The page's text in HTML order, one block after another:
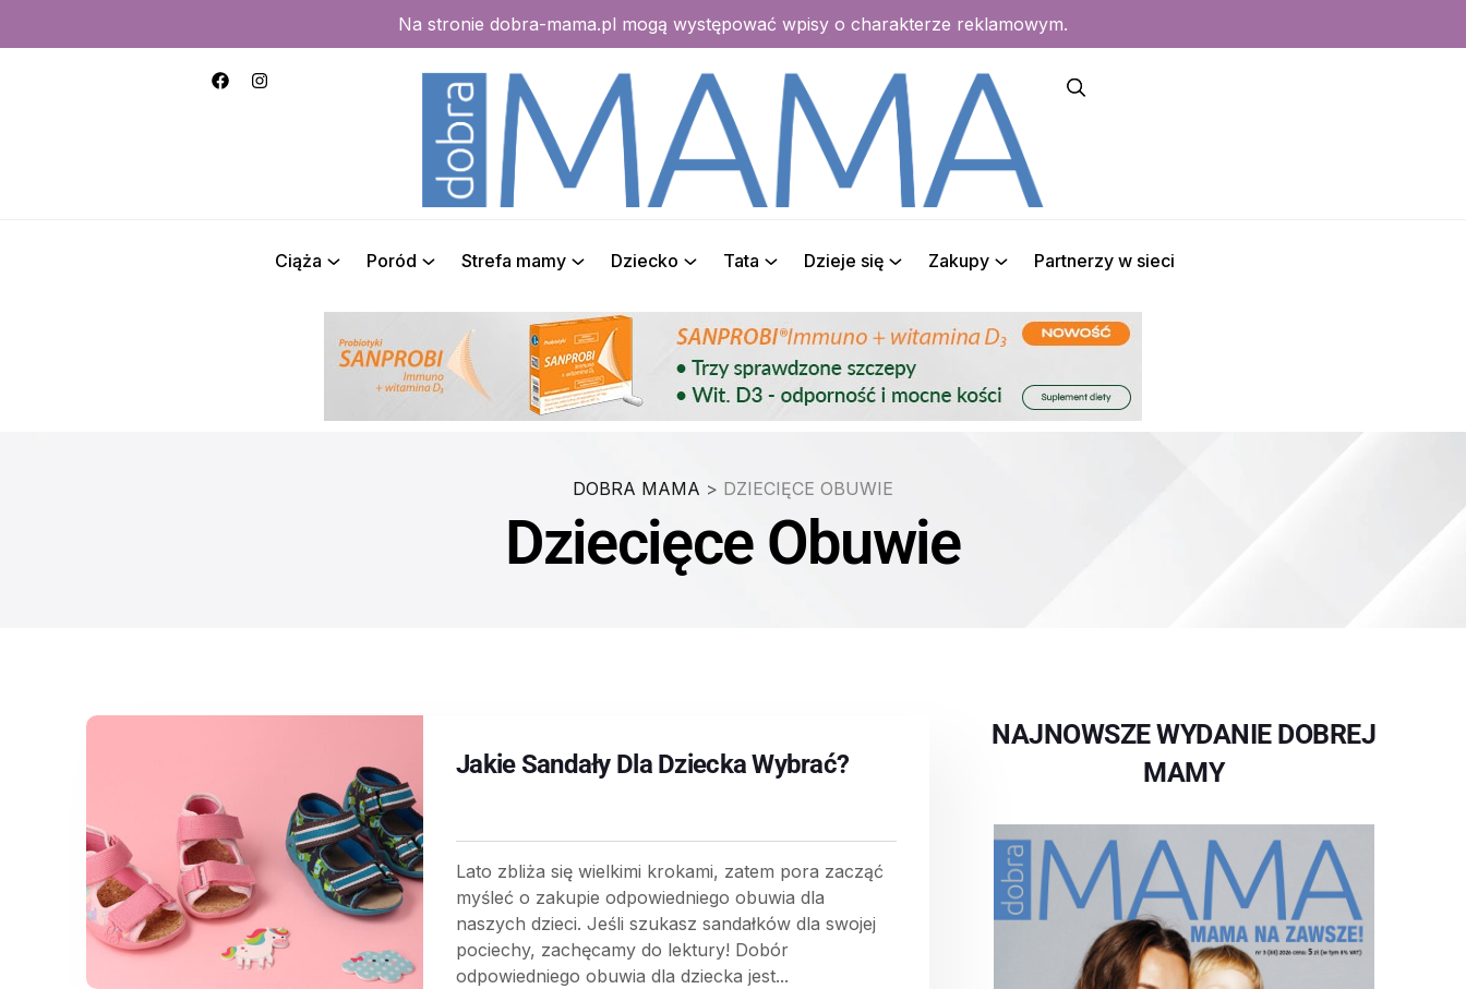
Na stronie dobra-mama.pl mogą występować wpisy o charakterze reklamowym.
Ciąża Poród Strefa mamy Dziecko Tata Dzieje się Zakupy Partnerzy w sieci
DOBRA MAMA > DZIECIĘCE OBUWIE
Dziecięce Obuwie
Jakie Sandały Dla Dziecka Wybrać?
Lato zbliża się wielkimi krokami, zatem pora zacząć
myśleć o zakupie odpowiedniego obuwia dla
naszych dzieci. Jeśli szukasz sandałków dla swojej
pociechy, zachęcamy do lektury! Dobór
odpowiedniego obuwia dla dziecka jest...
NAJNOWSZE WYDANIE DOBREJ
MAMY